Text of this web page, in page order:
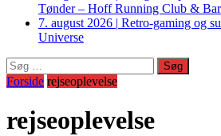
Tønder – Hoff Running Club &
7. august 2026 | Retro-gaming og
Universe
Søg
efter:
Forside rejseoplevelse
rejseoplevelse